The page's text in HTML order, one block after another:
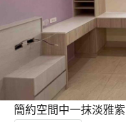
簡約空間中一抹淡雅紫